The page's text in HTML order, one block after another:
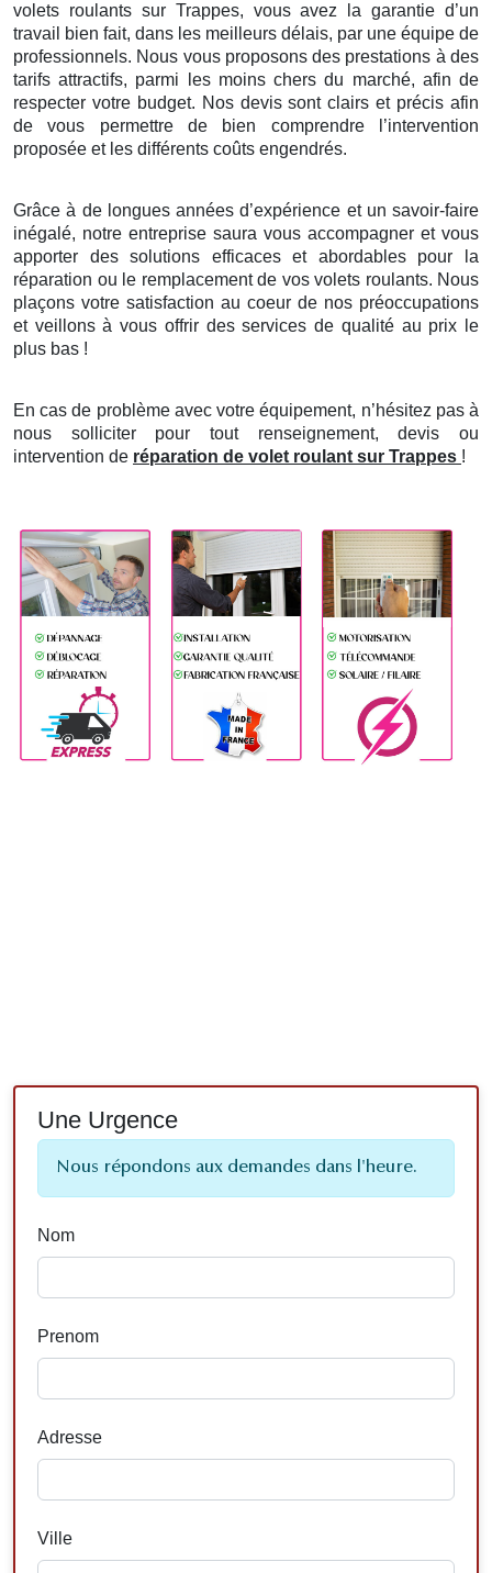
volets roulants sur Trappes, vous avez la garantie d’un
travail bien fait, dans les meilleurs délais, par une équipe de
professionnels. Nous vous proposons des prestations à des
tarifs attractifs, parmi les moins chers du marché, afin de
respecter votre budget. Nos devis sont clairs et précis afin
de vous permettre de bien comprendre l’intervention
proposée et les différents coûts engendrés.
Grâce à de longues années d’expérience et un savoir-faire
inégalé, notre entreprise saura vous accompagner et vous
apporter des solutions efficaces et abordables pour la
réparation ou le remplacement de vos volets roulants. Nous
plaçons votre satisfaction au coeur de nos préoccupations
et veillons à vous offrir des services de qualité au prix le
plus bas !
En cas de problème avec votre équipement, n’hésitez pas à
nous solliciter pour tout renseignement, devis ou
intervention de réparation de volet roulant sur Trappes !
Une Urgence
Nous répondons aux demandes dans l'heure.
Nom
Prenom
Adresse
Ville